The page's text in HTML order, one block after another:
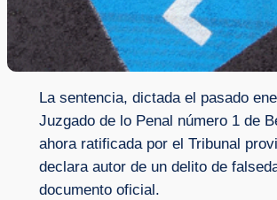
La sentencia, dictada el pasado
Juzgado de lo Penal número 1 de
ahora ratificada por el Tribunal
declara autor de un delito de
documento oficial.